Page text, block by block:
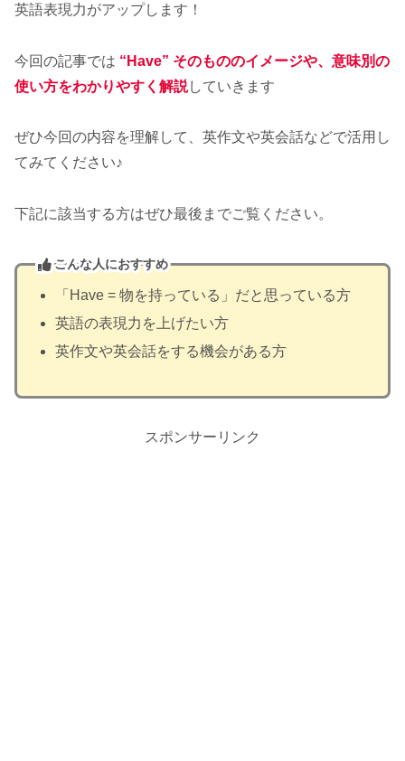
英語表現力がアップします！
今回の記事では “Have” そのもののイメージや、意味別の
使い方をわかりやすく解説していきます
ぜひ今回の内容を理解して、英作文や英会話などで活用し
てみてください♪
下記に該当する方はぜひ最後までご覧ください。
こんな人におすすめ
「Have = 物を持っている」だと思っている方
英語の表現力を上げたい方
英作文や英会話をする機会がある方
スポンサーリンク